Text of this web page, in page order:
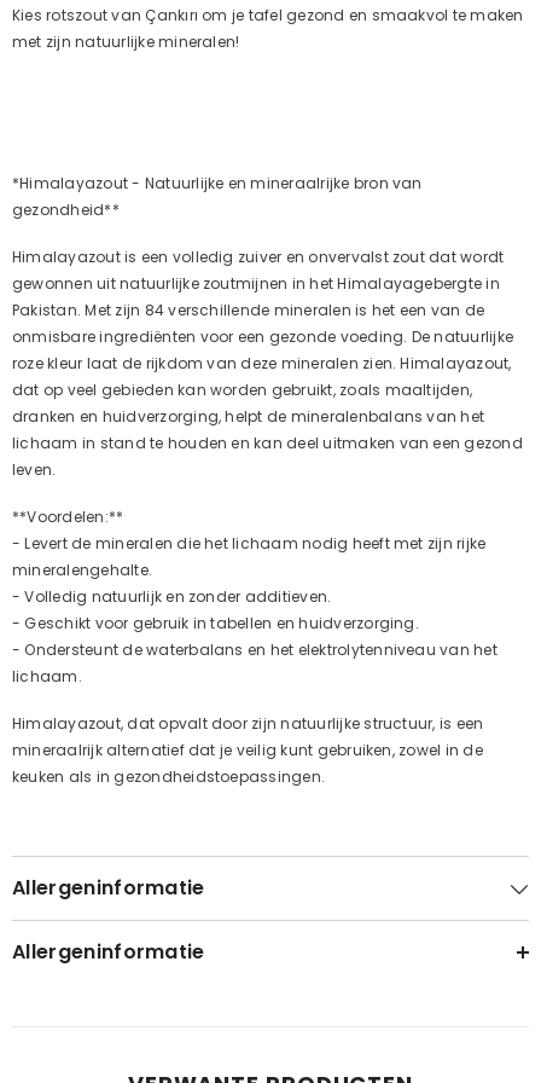
Kies rotszout van Çankırı om je tafel gezond en smaakvol te maken
met zijn natuurlijke mineralen!
*Himalayazout - Natuurlijke en mineraalrijke bron van
gezondheid**
Himalayazout is een volledig zuiver en onvervalst zout dat wordt
gewonnen uit natuurlijke zoutmijnen in het Himalayagebergte in
Pakistan. Met zijn 84 verschillende mineralen is het een van de
onmisbare ingrediënten voor een gezonde voeding. De natuurlijke
roze kleur laat de rijkdom van deze mineralen zien. Himalayazout,
dat op veel gebieden kan worden gebruikt, zoals maaltijden,
dranken en huidverzorging, helpt de mineralenbalans van het
lichaam in stand te houden en kan deel uitmaken van een gezond
leven.
**Voordelen:**
- Levert de mineralen die het lichaam nodig heeft met zijn rijke
mineralengehalte.
- Volledig natuurlijk en zonder additieven.
- Geschikt voor gebruik in tabellen en huidverzorging.
- Ondersteunt de waterbalans en het elektrolytenniveau van het
lichaam.
Himalayazout, dat opvalt door zijn natuurlijke structuur, is een
mineraalrijk alternatief dat je veilig kunt gebruiken, zowel in de
keuken als in gezondheidstoepassingen.
Allergeninformatie
Allergeninformatie